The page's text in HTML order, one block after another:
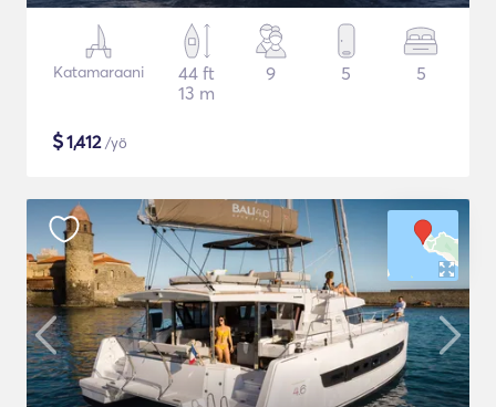
Katamaraani
44 ft
13 m
9 5 5
$1,412/yö